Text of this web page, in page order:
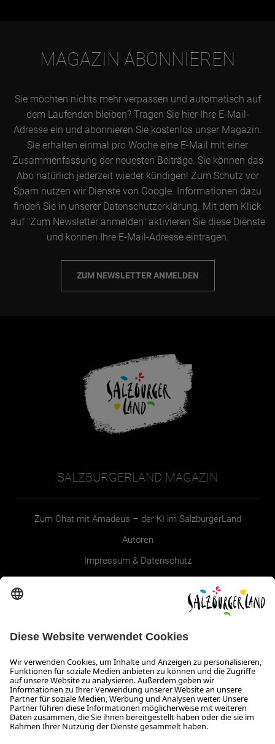
MAGAZIN ABONNIEREN
Sie möchten nichts mehr verpassen und automatisch auf
dem Laufenden bleiben? Tragen Sie hier Ihre E-Mail-
Adresse ein und abonnieren Sie kostenlos unser Magazin.
Sie erhalten einmal pro Woche eine E-Mail mit einer
Zusammenfassung der neuesten Beiträge. Sie können das
Abo natürlich jederzeit wieder kündigen! Zum Schutz vor
Spam nutzen wir Dienste von Google. Informationen dazu
finden Sie in unserer Datenschutzerklärung. Mit dem Klick
auf "Zum Newsletter anmelden" aktivieren Sie diese Dienste
und können Ihre E-Mail-Adresse eintragen.
ZUM NEWSLETTER ANMELDEN
SALZBURGERLAND MAGAZIN
Zum Chat mit Amadeus – der KI im SalzburgerLand
Autoren
Impressum & Datenschutz
Infos zum Urlaub im SalzburgerLand
Veranstaltungen im SalzburgerLand
Aktuelle Urlaubsangebote
Newsroom